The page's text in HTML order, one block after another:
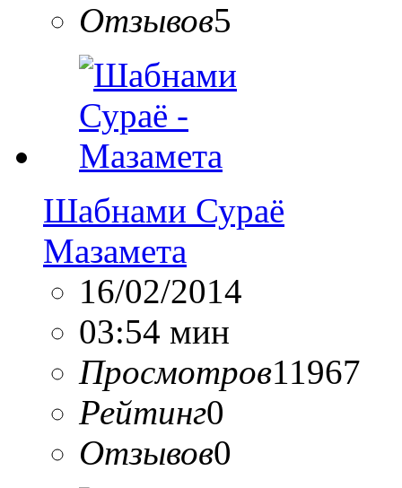
Отзывов5
Шабнами Сураё
Мазамета
16/02/2014
03:54 мин
Просмотров11967
Рейтинг0
Отзывов0